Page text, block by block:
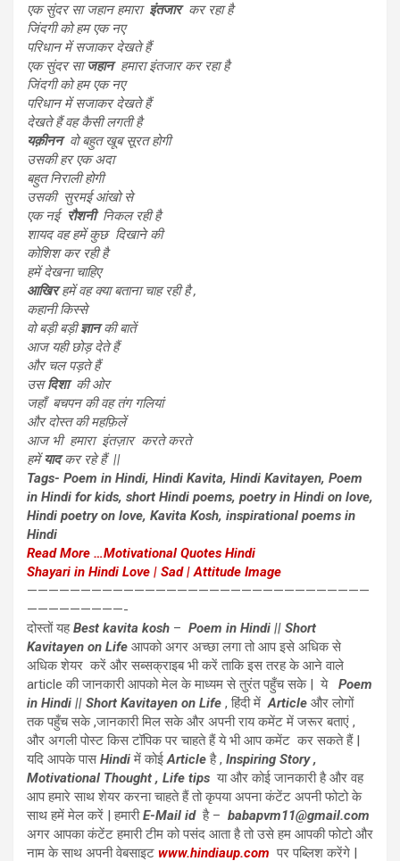
एक सुंदर सा जहान हमारा इंतजारकर रहा है
जिंदगी को हम एक नए
परिधान में सजाकर देखते हैं
एक सुंदर साजहान हमारा इंतजार कर रहा है
जिंदगी को हम एक नए
परिधान में सजाकर देखते हैं
देखते हैं वह कैसी लगती है
यक़ीनन वो बहुत खूब सूरत होगी
उसकी हर एक अदा
बहुत निराली होगी
उसकी सुरमई आंखो से
एक नई रौशनीनिकल रही है
शायद वह हमें कुछ दिखाने की
कोशिश कर रही है
हमें देखना चाहिए
आखिरहमें वह क्या बताना चाह रही है ,
कहानी किस्से
वो बड़ी बड़ीज्ञानकी बातें
आज यही छोड़ देते हैं
और चल पड़ते हैं
उसदिशा की ओर
जहाँ बचपन की वह तंग गलियां
और दोस्त की महफ़िलें
आज भी हमारा इंतज़ार करते करते
हमेंयादकर रहे हैं ||
Tags- Poem in Hindi, Hindi Kavita, Hindi Kavitayen, Poem
in Hindi for kids, short Hindi poems, poetry in Hindi on love,
Hindi poetry on love, Kavita Kosh, inspirational poems in
Hindi
Read More …Motivational Quotes Hindi
Shayari in Hindi Love | Sad | Attitude Image
————————————————————————————————
—————————-
दोस्तों यहBest kavita kosh – Poem in Hindi || Short
Kavitayen on Life आपको अगर अच्छा लगा तो आप इसे अधिक से
अधिक शेयर करें और सब्सक्राइब भी करें ताकि इस तरह के आने वाले
article की जानकारी आपको मेल के माध्यम से तुरंत पहुँच सके | ये Poem
in Hindi || Short Kavitayen on Life , हिंदी मेंArticle और लोगों
तक पहुँच सके ,जानकारी मिल सके और अपनी राय कमेंट में जरूर बताएं ,
और अगली पोस्ट किस टॉपिक पर चाहते हैं ये भी आप कमेंट कर सकते हैं |
यदि आपके पासHindiमें कोईArticleहै , Inspiring Story ,
Motivational Thought , Life tips या और कोई जानकारी है और वह
आप हमारे साथ शेयर करना चाहते हैं तो कृपया अपना कंटेंट अपनी फोटो के
साथ हमें मेल करें | हमारीE-Mail id है – babapvm11@gmail.com
अगर आपका कंटेंट हमारी टीम को पसंद आता है तो उसे हम आपकी फोटो और
नाम के साथ अपनी वेबसाइट www.hindiaup.com पर पब्लिश करेंगे |